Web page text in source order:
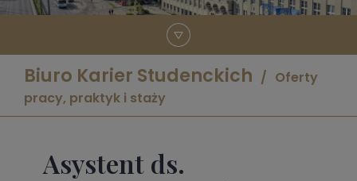
Biuro Karier Studenckich
Oferty
pracy, praktyk i staży
Asystent ds.